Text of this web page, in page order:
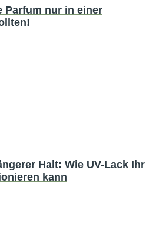
Parfum nur in einer
Halt: Wie UV-Lack Ihr
kann